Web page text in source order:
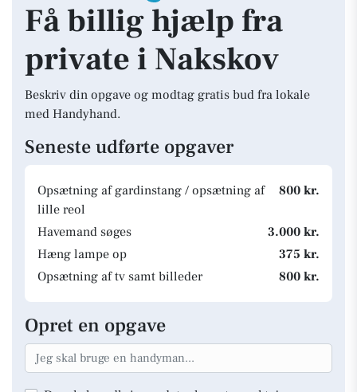
Få billig hjælp fra
private i Nakskov
Beskriv din opgave og modtag gratis bud fra lokale
med Handyhand.
Seneste udførte opgaver
Opsætning af gardinstang / opsætning af
lille reol
800 kr.
Havemand søges
3.000 kr.
Hæng lampe op
375 kr.
Opsætning af tv samt billeder
800 kr.
Opret en opgave